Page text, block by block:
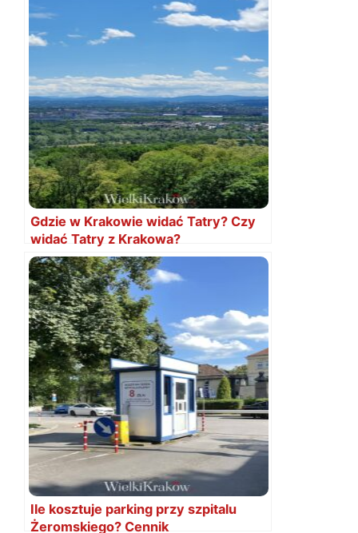
Gdzie w Krakowie widać Tatry? Czy
widać Tatry z Krakowa?
Ile kosztuje parking przy szpitalu
Żeromskiego? Cennik